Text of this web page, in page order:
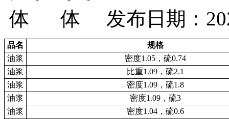
发布日期：
品名
规格
油浆
密度1.05，硫0.74
油浆
比重1.09，硫2.1
油浆
密度1.09，硫1.8
油浆
密度1.09，硫3
油浆
密度1.04，硫0.6